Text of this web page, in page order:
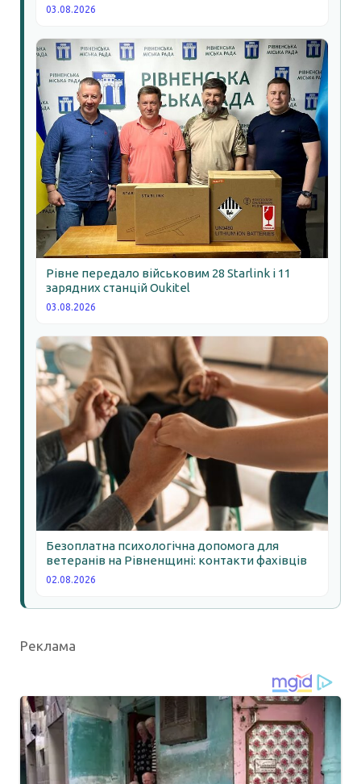
03.08.2026
Рівне передало військовим 28 Starlink і 11
зарядних станцій Oukitel
03.08.2026
Безоплатна психологічна допомога для
ветеранів на Рівненщині: контакти фахівців
02.08.2026
Реклама